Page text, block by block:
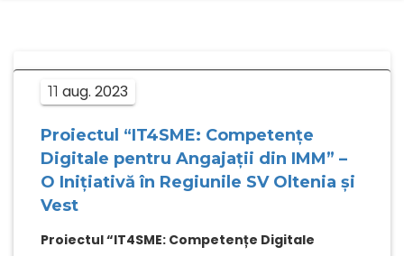
11 aug. 2023
Proiectul “IT4SME: Competențe
Digitale pentru Angajații din IMM” –
O Inițiativă în Regiunile SV Oltenia și
Vest
Proiectul “IT4SME: Competențe Digitale